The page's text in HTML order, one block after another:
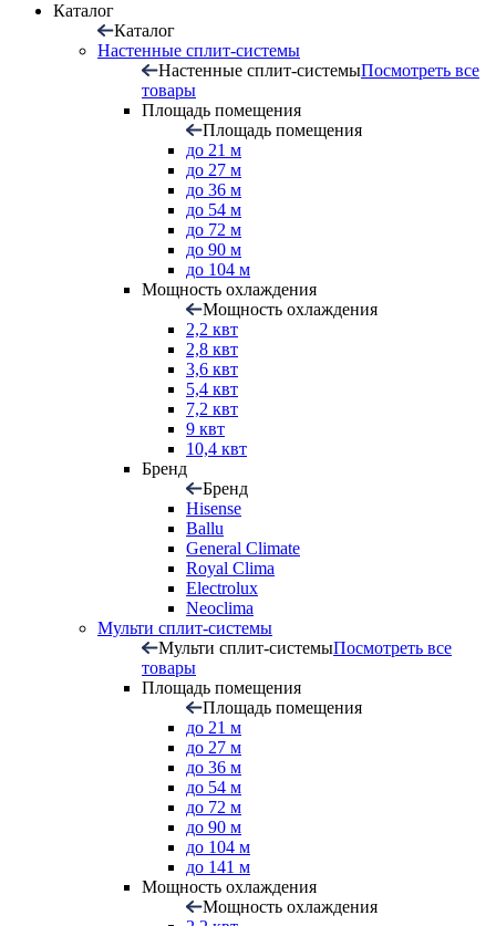
Каталог
Каталог
Настенные сплит-системы
Настенные сплит-системыПосмотреть все
товары
Площадь помещения
Площадь помещения
до 21 м
до 27 м
до 36 м
до 54 м
до 72 м
до 90 м
до 104 м
Мощность охлаждения
Мощность охлаждения
2,2 квт
2,8 квт
3,6 квт
5,4 квт
7,2 квт
9 квт
10,4 квт
Бренд
Бренд
Hisense
Ballu
General Climate
Royal Clima
Electrolux
Neoclima
Мульти сплит-системы
Мульти сплит-системыПосмотреть все
товары
Площадь помещения
Площадь помещения
до 21 м
до 27 м
до 36 м
до 54 м
до 72 м
до 90 м
до 104 м
до 141 м
Мощность охлаждения
Мощность охлаждения